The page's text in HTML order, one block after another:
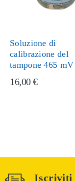
Soluzione di
calibrazione del
tampone 465 mV
16,00 €
Iscriviti